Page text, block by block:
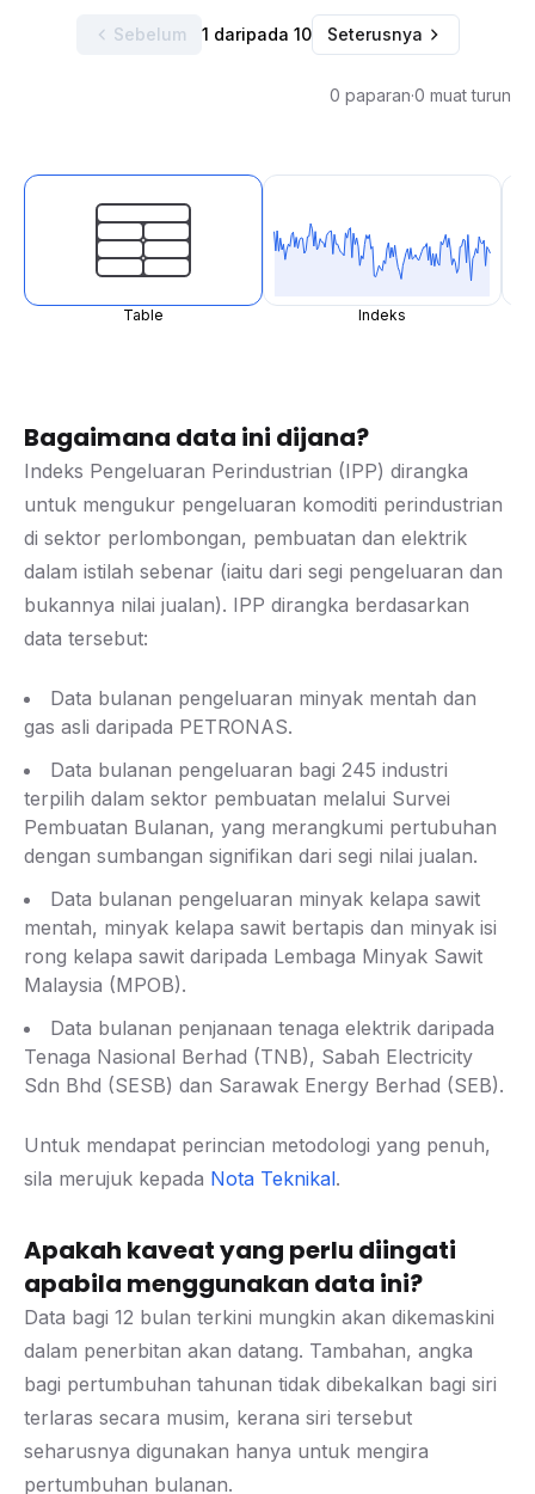
Sebelum 1 daripada 10 Seterusnya
0 paparan·0 muat turun
Table Indeks
Bagaimana data ini dijana?
Indeks Pengeluaran Perindustrian (IPP) dirangka
untuk mengukur pengeluaran komoditi perindustrian
di sektor perlombongan, pembuatan dan elektrik
dalam istilah sebenar (iaitu dari segi pengeluaran dan
bukannya nilai jualan). IPP dirangka berdasarkan
data tersebut:
Data bulanan pengeluaran minyak mentah dan
gas asli daripada PETRONAS.
Data bulanan pengeluaran bagi 245 industri
terpilih dalam sektor pembuatan melalui Survei
Pembuatan Bulanan, yang merangkumi pertubuhan
dengan sumbangan signifikan dari segi nilai jualan.
Data bulanan pengeluaran minyak kelapa sawit
mentah, minyak kelapa sawit bertapis dan minyak isi
rong kelapa sawit daripada Lembaga Minyak Sawit
Malaysia (MPOB).
Data bulanan penjanaan tenaga elektrik daripada
Tenaga Nasional Berhad (TNB), Sabah Electricity
Sdn Bhd (SESB) dan Sarawak Energy Berhad (SEB).
Untuk mendapat perincian metodologi yang penuh,
sila merujuk kepada Nota Teknikal.
Apakah kaveat yang perlu diingati
apabila menggunakan data ini?
Data bagi 12 bulan terkini mungkin akan dikemaskini
dalam penerbitan akan datang. Tambahan, angka
bagi pertumbuhan tahunan tidak dibekalkan bagi siri
terlaras secara musim, kerana siri tersebut
seharusnya digunakan hanya untuk mengira
pertumbuhan bulanan.